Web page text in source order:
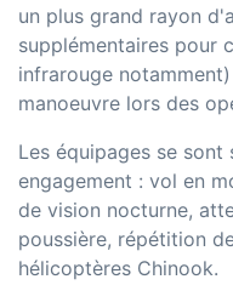
un plus grand rayon
supplémentaires pour
infrarouge
manoeuvre lors des
Les équipages se
engagement : vol en
de vision nocturne,
poussière, répétition
hélicoptères Chinook.